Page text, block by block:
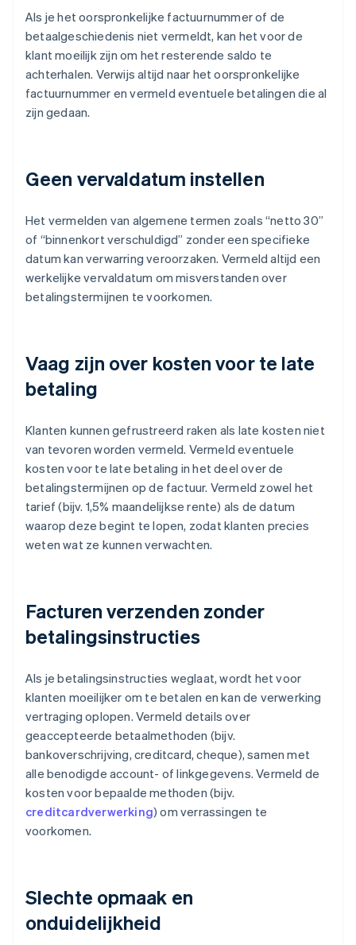
Als je het oorspronkelijke factuurnummer of de
betaalgeschiedenis niet vermeldt, kan het voor de
klant moeilijk zijn om het resterende saldo te
achterhalen. Verwijs altijd naar het oorspronkelijke
factuurnummer en vermeld eventuele betalingen die al
zijn gedaan.
Geen vervaldatum instellen
Het vermelden van algemene termen zoals “netto 30”
of “binnenkort verschuldigd” zonder een specifieke
datum kan verwarring veroorzaken. Vermeld altijd een
werkelijke vervaldatum om misverstanden over
betalingstermijnen te voorkomen.
Vaag zijn over kosten voor te late
betaling
Klanten kunnen gefrustreerd raken als late kosten niet
van tevoren worden vermeld. Vermeld eventuele
kosten voor te late betaling in het deel over de
betalingstermijnen op de factuur. Vermeld zowel het
tarief (bijv. 1,5% maandelijkse rente) als de datum
waarop deze begint te lopen, zodat klanten precies
weten wat ze kunnen verwachten.
Facturen verzenden zonder
betalingsinstructies
Als je betalingsinstructies weglaat, wordt het voor
klanten moeilijker om te betalen en kan de verwerking
vertraging oplopen. Vermeld details over
geaccepteerde betaalmethoden (bijv.
bankoverschrijving, creditcard, cheque), samen met
alle benodigde account- of linkgegevens. Vermeld de
kosten voor bepaalde methoden (bijv.
creditcardverwerking) om verrassingen te
voorkomen.
Slechte opmaak en
onduidelijkheid